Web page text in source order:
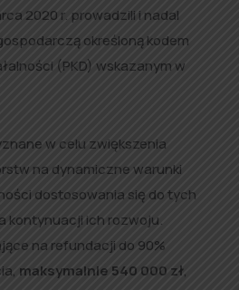
2020 r. prowadzili i nadal
określoną kodem
(PKD) wskazanym w
w celu zwiększenia
na dynamiczne warunki
dostosowania się do tych
kontynuacji ich rozwoju.
na refundacji do 90%
maksymalnie 540 000 zł,